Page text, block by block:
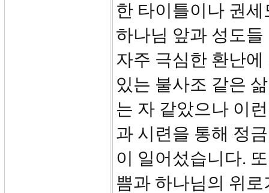
한 타이틀이나 권
하나님 앞과 성도
자주 극심한 환난
있는 불사조 같은
는 자 같았으나 이
과 시련을 통해 정
이 일어섰습니다.
쁨과 하나님의 위